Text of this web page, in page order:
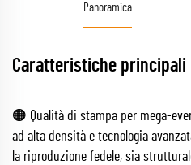
Panoramica
Caratteristiche principali
🟠 Qualità di stampa per mega-
ad alta densità e tecnologia
la riproduzione fedele, sia